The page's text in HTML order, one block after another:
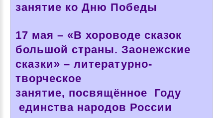
занятие ко Дню Победы
17 мая – «В хороводе сказок
большой страны. Заонежские
сказки» – литературно-
творческое
занятие, посвящённое Году
единства народов России